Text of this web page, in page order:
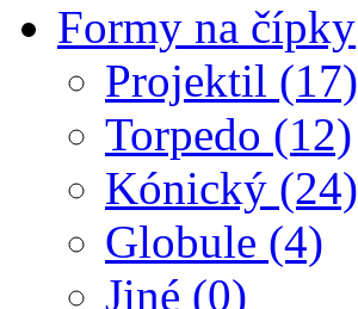
Formy na čípky
Projektil (17)
Torpedo (12)
Kónický (24)
Globule (4)
Jiné (0)